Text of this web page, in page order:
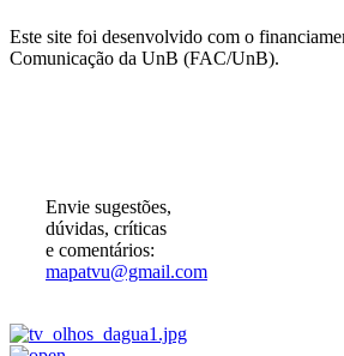
Este site foi desenvolvido com o
Comunicação da UnB (FAC/UnB).
Envie sugestões,
dúvidas, críticas
e comentários:
mapatvu@gmail.com